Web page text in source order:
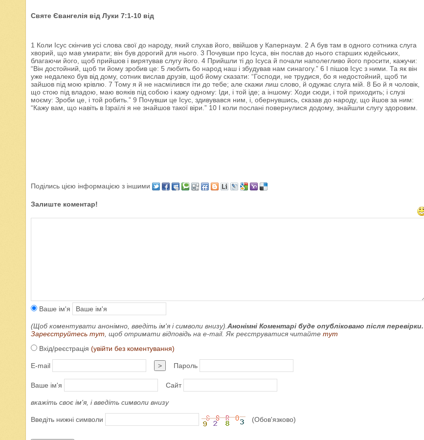
Святе Євангелія від Луки 7:1-10 від
1 Коли Ісус скінчив усі слова свої до народу, який слухав його, ввійшов у Капернаум. 2 А був там в одного сотника слуга
хворий, що мав умирати; він був дорогий для нього. 3 Почувши про Ісуса, він послав до нього старших юдейських,
благаючи його, щоб прийшов і вирятував слугу його. 4 Прийшли ті до Ісуса й почали наполегливо його просити, кажучи:
“Він достойний, щоб ти йому зробив це: 5 любить бо народ наш і збудував нам синагогу.” 6 І пішов Ісус з ними. Та як він
уже недалеко був від дому, сотник вислав друзів, щоб йому сказати: “Господи, не трудися, бо я недостойний, щоб ти
зайшов під мою крівлю. 7 Тому я й не насмілився іти до тебе; але скажи лиш слово, й одужає слуга мій. 8 Бо й я чоловік,
що стою під владою, маю вояків під собою і кажу одному: Іди, і той іде; а іншому: Ходи сюди, і той приходить; і слузі
моєму: Зроби це, і той робить.” 9 Почувши це Ісус, здивувався ним, і, обернувшись, сказав до народу, що йшов за ним:
“Кажу вам, що навіть в Ізраїлі я не знайшов такої віри.” 10 І коли послані повернулися додому, знайшли слугу здоровим.
Поділись цією інформацією з іншими
Залиште коментар!
Ваше ім'я
(Щоб коментувати анонімно, введіть ім'я і символи внизу).Анонімні Коментарі буде опубліковано після перевірки.
Зареєструйтесь тут, щоб отримати відповідь на e-mail. Як реєструватися читайте тут
Вхід/реєстрація (увійти без коментування)
E-mail > Пароль
Ваше ім'я Сайт
вкажіть своє ім'я, і введіть символи внизу
Введіть нижні символи (Обов'язково)